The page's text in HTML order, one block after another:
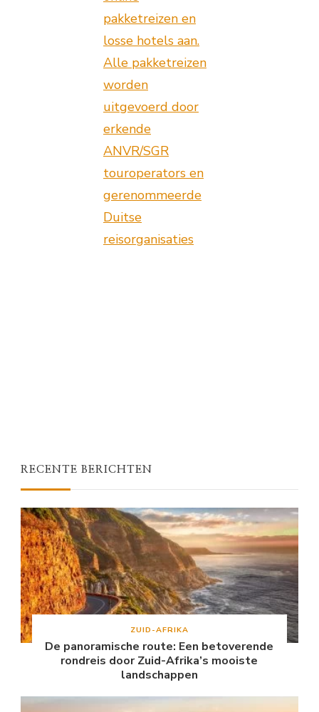
pakketreizen en
losse hotels aan.
Alle pakketreizen
worden
uitgevoerd door
erkende
ANVR/SGR
touroperators en
gerenommeerde
Duitse
reisorganisaties
RECENTE BERICHTEN
ZUID-AFRIKA
De panoramische route: Een betoverende
rondreis door Zuid-Afrika’s mooiste
landschappen